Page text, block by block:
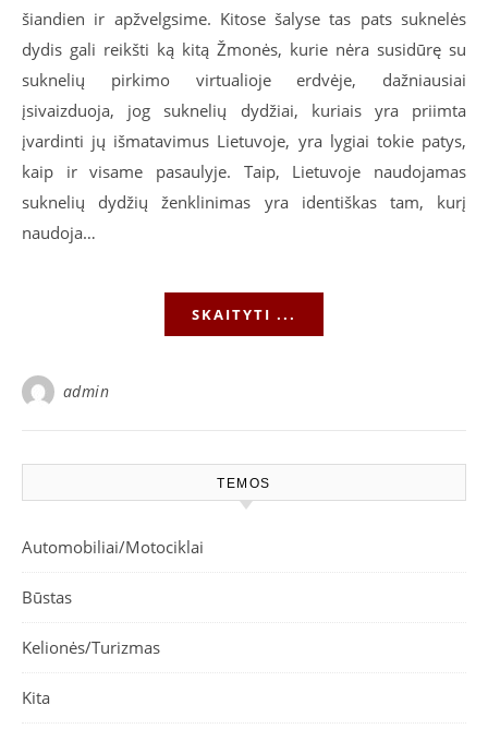
šiandien ir apžvelgsime. Kitose šalyse tas pats suknelės
dydis gali reikšti ką kitą Žmonės, kurie nėra susidūrę su
suknelių pirkimo virtualioje erdvėje, dažniausiai
įsivaizduoja, jog suknelių dydžiai, kuriais yra priimta
įvardinti jų išmatavimus Lietuvoje, yra lygiai tokie patys,
kaip ir visame pasaulyje. Taip, Lietuvoje naudojamas
suknelių dydžių ženklinimas yra identiškas tam, kurį
naudoja…
SKAITYTI ...
admin
TEMOS
Automobiliai/Motociklai
Būstas
Kelionės/Turizmas
Kita